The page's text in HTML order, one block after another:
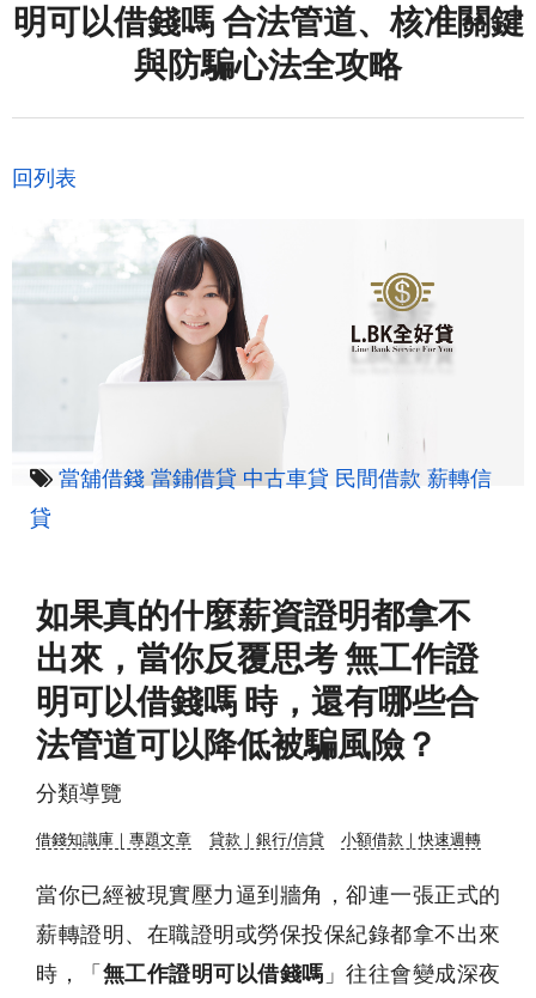
明可以借錢嗎 合法管道、核准關鍵
與防騙心法全攻略
回列表
當舖借錢 當鋪借貸 中古車貸 民間借款 薪轉信
貸
如果真的什麼薪資證明都拿不
出來，當你反覆思考 無工作證
明可以借錢嗎 時，還有哪些合
法管道可以降低被騙風險？
分類導覽
借錢知識庫｜專題文章 貸款｜銀行/信貸 小額借款｜快速週轉
當你已經被現實壓力逼到牆角，卻連一張正式的
薪轉證明、在職證明或勞保投保紀錄都拿不出來
時，「無工作證明可以借錢嗎 」往往會變成深夜